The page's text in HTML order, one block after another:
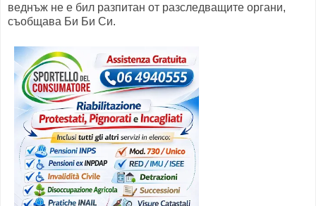
веднъж не е бил разпитан от разследващите органи,
съобщава Би Би Си.